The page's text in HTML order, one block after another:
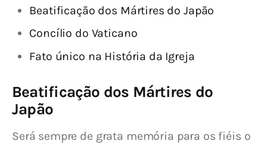
Beatificação dos Mártires do Japão
Concílio do Vaticano
Fato único na História da Igreja
Beatificação dos Mártires do
Japão
Será sempre de grata memória para os fiéis o